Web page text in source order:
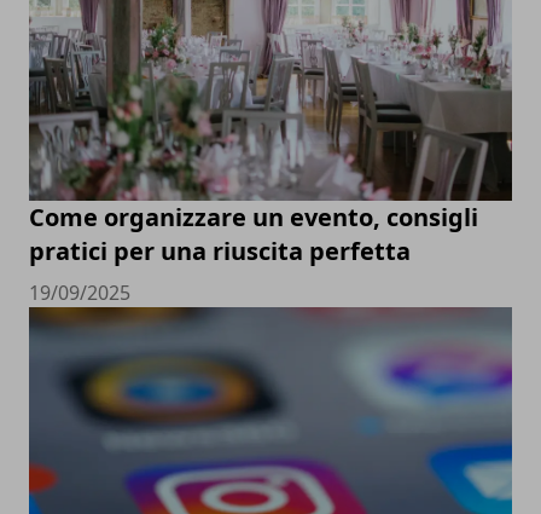
Come organizzare un evento, consigli
pratici per una riuscita perfetta
19/09/2025